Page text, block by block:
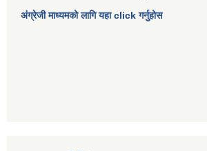
अंग्रेजी माध्यमको लागि यहा click गर्नुहोस